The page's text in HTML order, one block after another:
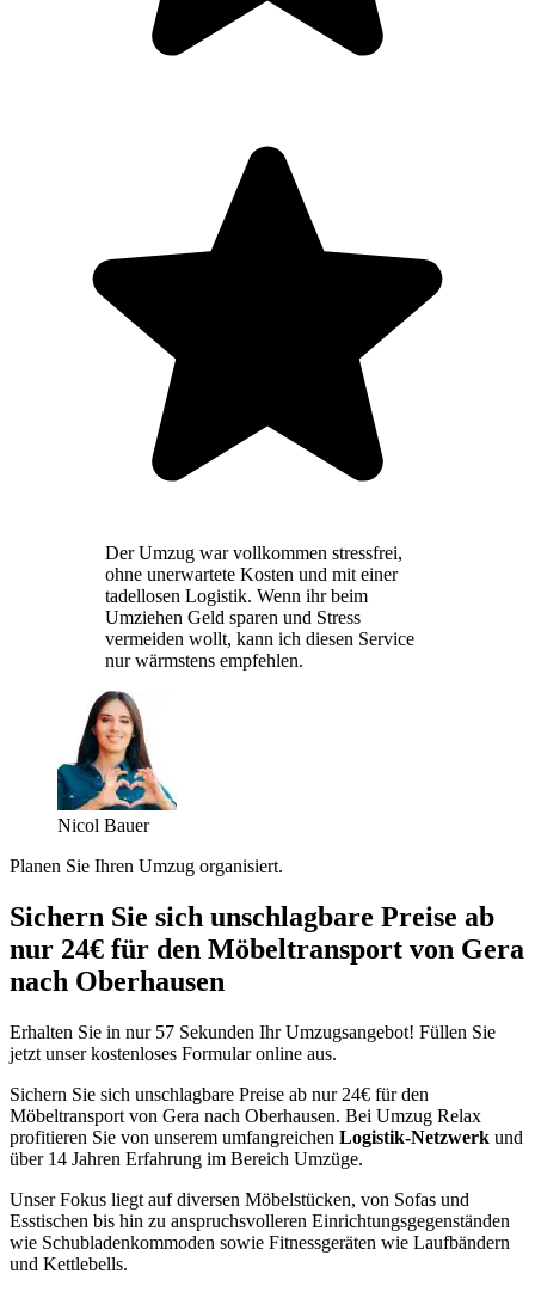
Der Umzug war vollkommen stressfrei,
ohne unerwartete Kosten und mit einer
tadellosen Logistik. Wenn ihr beim
Umziehen Geld sparen und Stress
vermeiden wollt, kann ich diesen Service
nur wärmstens empfehlen.
Nicol Bauer
Planen Sie Ihren Umzug organisiert.
Sichern Sie sich unschlagbare Preise ab
nur 24€ für den Möbeltransport von Gera
nach Oberhausen
Erhalten Sie in nur 57 Sekunden Ihr Umzugsangebot! Füllen Sie
jetzt unser kostenloses Formular online aus.
Sichern Sie sich unschlagbare Preise ab nur 24€ für den
Möbeltransport von Gera nach Oberhausen. Bei Umzug Relax
profitieren Sie von unserem umfangreichen Logistik-Netzwerk und
über 14 Jahren Erfahrung im Bereich Umzüge.
Unser Fokus liegt auf diversen Möbelstücken, von Sofas und
Esstischen bis hin zu anspruchsvolleren Einrichtungsgegenständen
wie Schubladenkommoden sowie Fitnessgeräten wie Laufbändern
und Kettlebells.